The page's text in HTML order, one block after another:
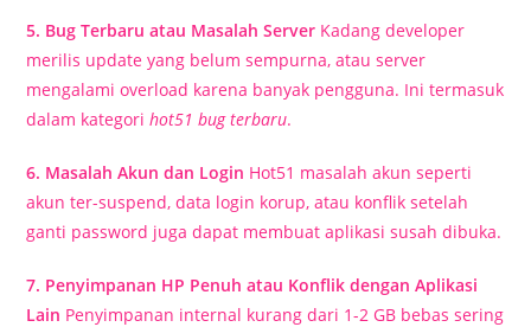
5. Bug Terbaru atau Masalah Server Kadang developer
merilis update yang belum sempurna, atau server
mengalami overload karena banyak pengguna. Ini termasuk
dalam kategorihot51 bug terbaru.
6. Masalah Akun dan Login Hot51 masalah akun seperti
akun ter-suspend, data login korup, atau konflik setelah
ganti password juga dapat membuat aplikasi susah dibuka.
7. Penyimpanan HP Penuh atau Konflik dengan Aplikasi
Lain Penyimpanan internal kurang dari 1-2 GB bebas sering